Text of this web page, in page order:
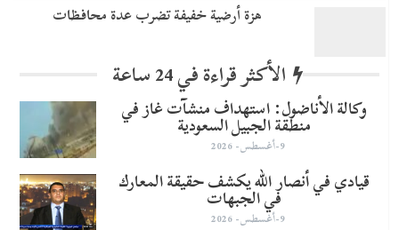
هزة أرضية خفيفة تضرب عدة محافظات
الأكثر قراءة في 24 ساعة
وكالة الأناضول: استهداف منشآت غاز في
منطقة الجبيل السعودية
9-أغسطس- 2026
قيادي في أنصار الله يكشف حقيقة المعارك
في الجبهات
9-أغسطس- 2026